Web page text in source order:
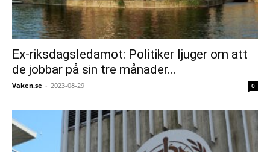
Ex-riksdagsledamot: Politiker ljuger om att
de jobbar på sin tre månader...
Vaken.se - 2023-08-29 0